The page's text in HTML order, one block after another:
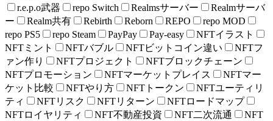
r.e.p.o武器
repo Switch Realmsサーバー
Realmサーバ
ー
Realm共有 Rebirth Reborn REPO
repo MOD
repo PS5
repo Steam PayPay Pay-easy
NFTイラスト
NFTミント
NFTバブル NFTビットコイン違い
NFTフ
ァン作り
NFTプロジェクト
NFTブロックチェーン
NFTプロモーション
NFTマーケットプレイス
NFTマー
ケット比較
NFTやり方 NFTトークン
NFTユーティリ
ティ
NFTリスク NFTリターン
NFTロードマップ
NFTロイヤリティ
NFT不動産投資 NFT二次流通
NFT